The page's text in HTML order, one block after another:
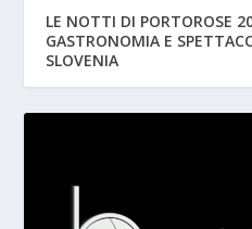
LE NOTTI DI PORTOROSE
GASTRONOMIA E
SLOVENIA